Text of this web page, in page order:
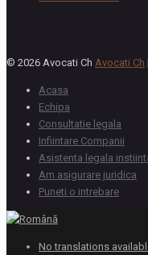
© 2026 Avocati Ch Avocati Ch
Acasa
Echipa
Consultatie legala
Infiintare Companii
Asistenta legala
Am asigurare juridica
Puneti o intrebare
No translations